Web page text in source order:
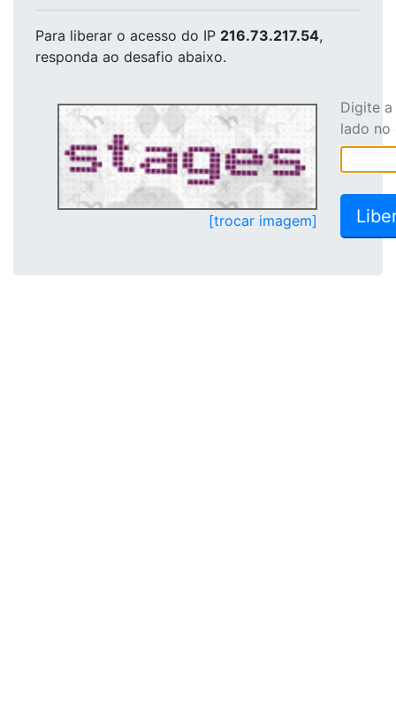
Para liberar o acesso do IP 216.73.217.54,
responda ao desafio abaixo.
[trocar imagem]
Digite
lado no